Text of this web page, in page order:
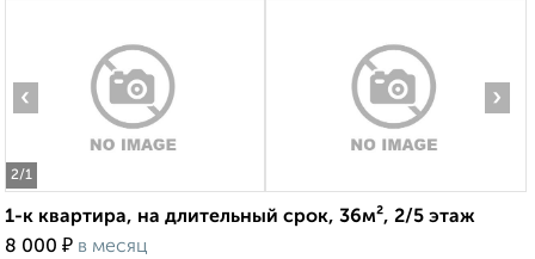
2/1
‹ ›
1-к квартира, на длительный срок, 36м², 2/5 этаж
8 000 ₽ в месяц